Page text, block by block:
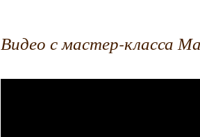
Видео с мастер-класса